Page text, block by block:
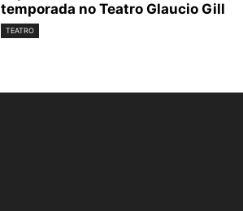
temporada no Teatro Glaucio Gill
TEATRO